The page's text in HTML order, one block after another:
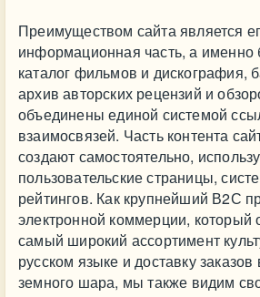
Преимуществом сайта является
информационная часть, а именно
каталог фильмов и дискография,
архив авторских рецензий и
объединены единой системой
взаимосвязей. Часть контента
создают самостоятельно,
пользовательские страницы,
рейтингов. Как крупнейший В2С
электронной коммерции, который
самый широкий ассортимент
русском языке и доставку
земного шара, мы также видим